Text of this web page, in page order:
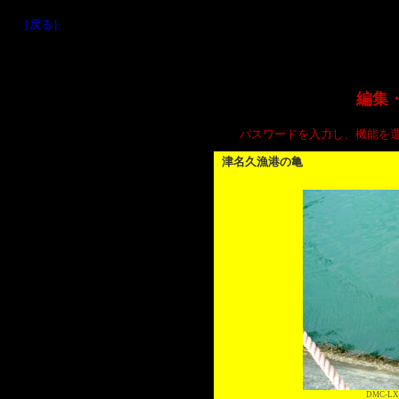
［戻る］
編集
パスワードを入力し、機能を
津名久漁港の亀
DMC-